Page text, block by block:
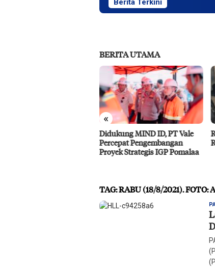
Berita Terkini
BERITA UTAMA
«
Resiliensi Kelompok Minoritas
Ragam Gender di Palu
TAG:RABU (18/8/2021). FOTO: